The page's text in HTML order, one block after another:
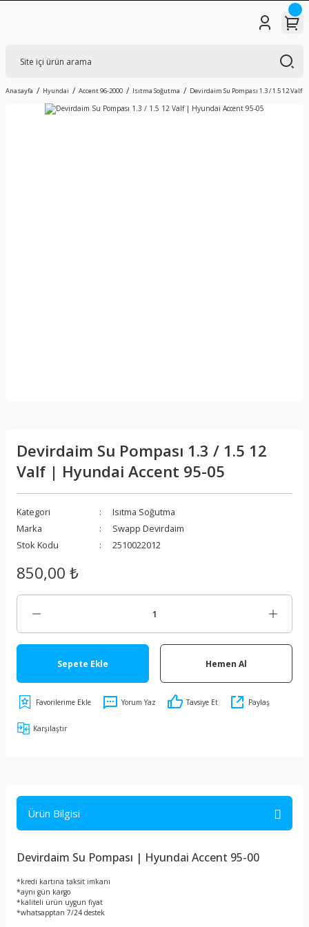
Anasayfa Hyundai Accent 96-2000 Isıtma Soğutma Devirdaim Su Pompası 1.3 / 1.5 12 Valf
Devirdaim Su Pompası 1.3 / 1.5 12
Valf | Hyundai Accent 95-05
Kategori
Isıtma Soğutma
Marka
Swapp Devirdaim
Stok Kodu
2510022012
850,00 ₺
Sepete Ekle Hemen Al
Yorum Yaz Tavsiye Et Paylaş
Karşılaştır
Ürün Bilgisi
Devirdaim Su Pompası | Hyundai Accent 95-00
*kredi kartına taksit imkanı
*aynı gün kargo
*kaliteli ürün uygun fiyat
*whatsapptan 7/24 destek